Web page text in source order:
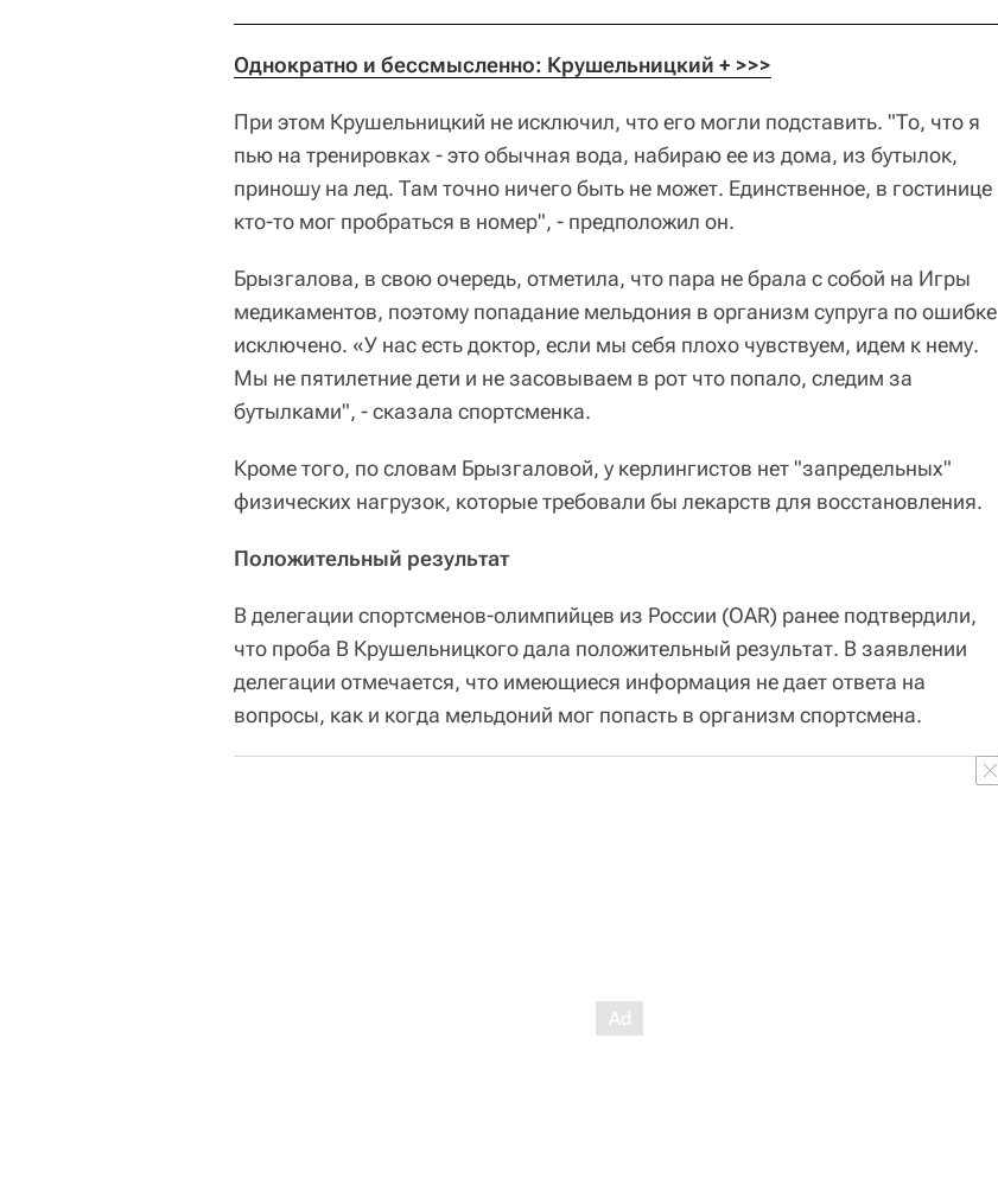
Однократно и бессмысленно: Крушельницкий + >>>
При этом Крушельницкий не исключил, что его могли подставить. "То, что я
пью на тренировках - это обычная вода, набираю ее из дома, из бутылок,
приношу на лед. Там точно ничего быть не может. Единственное, в гостинице
кто-то мог пробраться в номер", - предположил он.
Брызгалова, в свою очередь, отметила, что пара не брала с собой на Игры
медикаментов, поэтому попадание мельдония в организм супруга по ошибке
исключено. «У нас есть доктор, если мы себя плохо чувствуем, идем к нему.
Мы не пятилетние дети и не засовываем в рот что попало, следим за
бутылками", - сказала спортсменка.
Кроме того, по словам Брызгаловой, у керлингистов нет "запредельных"
физических нагрузок, которые требовали бы лекарств для восстановления.
Положительный результат
В делегации спортсменов-олимпийцев из России (OAR) ранее подтвердили,
что проба B Крушельницкого дала положительный результат. В заявлении
делегации отмечается, что имеющиеся информация не дает ответа на
вопросы, как и когда мельдоний мог попасть в организм спортсмена.